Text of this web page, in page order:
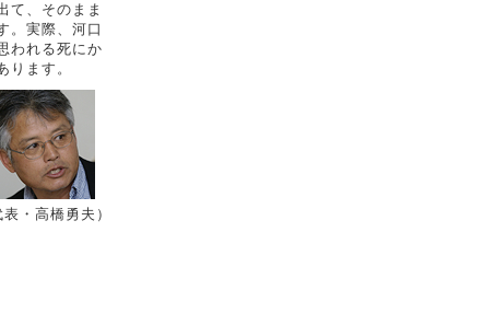
て、そのまま
。実際、河口
われる死にか
ります。
・高橋勇夫）